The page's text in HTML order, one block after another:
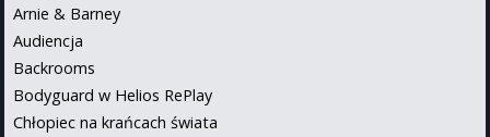
Arnie & Barney
Audiencja
Backrooms
Bodyguard w Helios RePlay
Chłopiec na krańcach świata